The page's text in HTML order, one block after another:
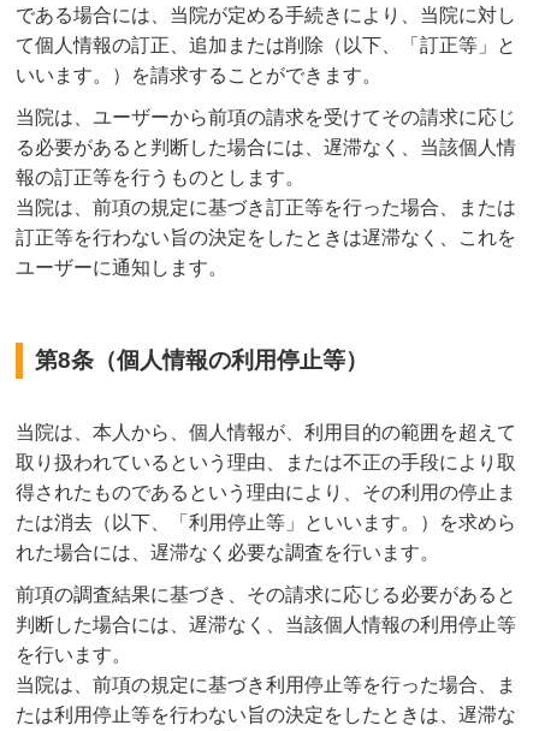
である場合には、当院が定める手続きにより、当院に対し
て個人情報の訂正、追加または削除（以下、「訂正等」と
いいます。）を請求することができます。
当院は、ユーザーから前項の請求を受けてその請求に応じ
る必要があると判断した場合には、遅滞なく、当該個人情
報の訂正等を行うものとします。
当院は、前項の規定に基づき訂正等を行った場合、または
訂正等を行わない旨の決定をしたときは遅滞なく、これを
ユーザーに通知します。
第8条（個人情報の利用停止等）
当院は、本人から、個人情報が、利用目的の範囲を超えて
取り扱われているという理由、または不正の手段により取
得されたものであるという理由により、その利用の停止ま
たは消去（以下、「利用停止等」といいます。）を求めら
れた場合には、遅滞なく必要な調査を行います。
前項の調査結果に基づき、その請求に応じる必要があると
判断した場合には、遅滞なく、当該個人情報の利用停止等
を行います。
当院は、前項の規定に基づき利用停止等を行った場合、ま
たは利用停止等を行わない旨の決定をしたときは、遅滞な